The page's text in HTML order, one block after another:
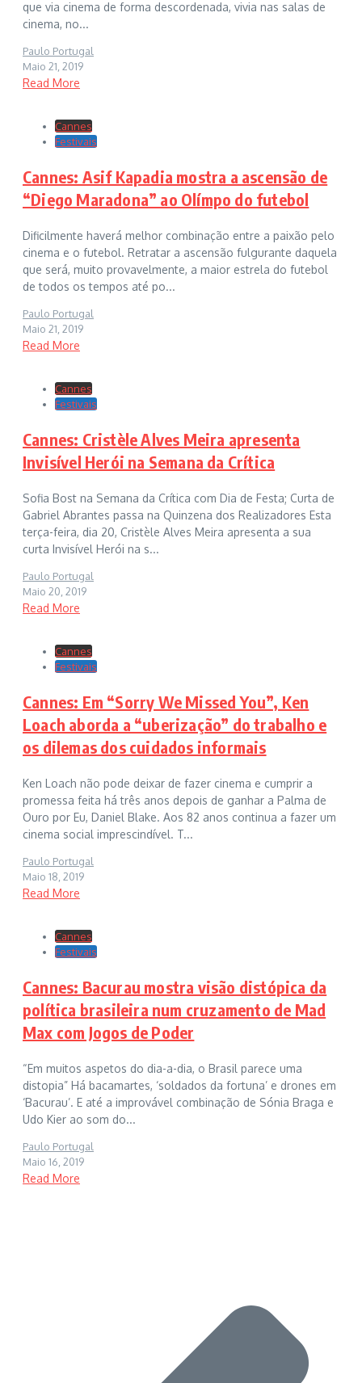
que via cinema de forma descordenada, vivia nas salas de
cinema, no...
Paulo Portugal
Maio 21, 2019
Read More
Cannes
Festivais
Cannes: Asif Kapadia mostra a ascensão de
“Diego Maradona” ao Olímpo do futebol
Dificilmente haverá melhor combinação entre a paixão pelo
cinema e o futebol. Retratar a ascensão fulgurante daquela
que será, muito provavelmente, a maior estrela do futebol
de todos os tempos até po...
Paulo Portugal
Maio 21, 2019
Read More
Cannes
Festivais
Cannes: Cristèle Alves Meira apresenta
Invisível Herói na Semana da Crítica
Sofia Bost na Semana da Crítica com Dia de Festa; Curta de
Gabriel Abrantes passa na Quinzena dos Realizadores Esta
terça-feira, dia 20, Cristèle Alves Meira apresenta a sua
curta Invisível Herói na s...
Paulo Portugal
Maio 20, 2019
Read More
Cannes
Festivais
Cannes: Em “Sorry We Missed You”, Ken
Loach aborda a “uberização” do trabalho e
os dilemas dos cuidados informais
Ken Loach não pode deixar de fazer cinema e cumprir a
promessa feita há três anos depois de ganhar a Palma de
Ouro por Eu, Daniel Blake. Aos 82 anos continua a fazer um
cinema social imprescindível. T...
Paulo Portugal
Maio 18, 2019
Read More
Cannes
Festivais
Cannes: Bacurau mostra visão distópica da
política brasileira num cruzamento de Mad
Max com Jogos de Poder
“Em muitos aspetos do dia-a-dia, o Brasil parece uma
distopia” Há bacamartes, ‘soldados da fortuna’ e drones em
‘Bacurau’. E até a improvável combinação de Sónia Braga e
Udo Kier ao som do...
Paulo Portugal
Maio 16, 2019
Read More